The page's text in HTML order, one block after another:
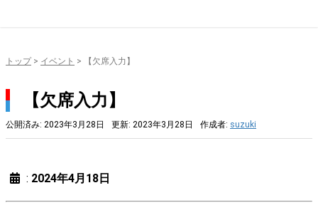
トップ> イベント > 【欠席入力】
【欠席入力】
公開済み: 2023年3月28日 更新: 2023年3月28日 作成者: suzuki
: 2024年4月18日